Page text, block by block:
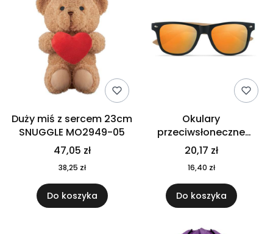
Duży miś z sercem 23cm
SNUGGLE MO2949-05
47,05 zł
38,25 zł
Do koszyka
Okulary
przeciwsłoneczne
CALIFORNIA TOUCH
MO9617-10
20,17 zł
16,40 zł
Do koszyka